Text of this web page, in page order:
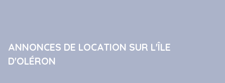
ANNONCES DE LOCATION SUR L'ÎLE
D'OLÉRON